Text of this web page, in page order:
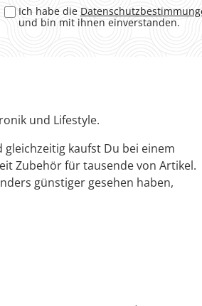
Ich habe die
und bin mit ihnen einverstanden.
und Lifestyle.
kaufst Du bei einem
Zubehör für tausende von Artikel.
günstiger gesehen haben,